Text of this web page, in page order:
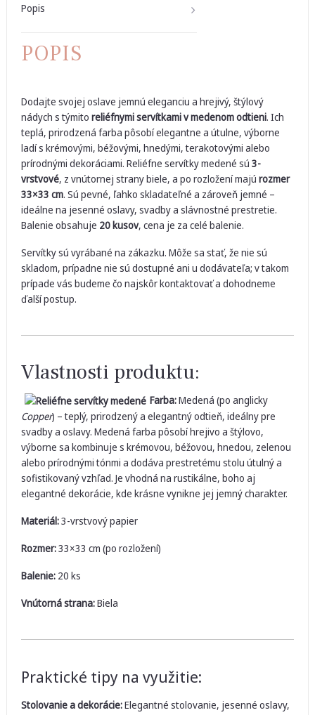
Popis
POPIS
Dodajte svojej oslave jemnú eleganciu a hrejivý, štýlový
nádych s týmito reliéfnymi servítkami v medenom odtieni. Ich
teplá, prirodzená farba pôsobí elegantne a útulne, výborne
ladí s krémovými, béžovými, hnedými, terakotovými alebo
prírodnými dekoráciami. Reliéfne servítky medené sú 3-
vrstvové, z vnútornej strany biele, a po rozložení majú rozmer
33×33 cm. Sú pevné, ľahko skladateľné a zároveň jemné –
ideálne na jesenné oslavy, svadby a slávnostné prestretie.
Balenie obsahuje 20 kusov, cena je za celé balenie.
Servítky sú vyrábané na zákazku. Môže sa stať, že nie sú
skladom, prípadne nie sú dostupné ani u dodávateľa; v takom
prípade vás budeme čo najskôr kontaktovať a dohodneme
ďalší postup.
Vlastnosti produktu:
Farba:Medená (po anglicky
Copper) – teplý, prirodzený a elegantný odtieň, ideálny pre
svadby a oslavy. Medená farba pôsobí hrejivo a štýlovo,
výborne sa kombinuje s krémovou, béžovou, hnedou, zelenou
alebo prírodnými tónmi a dodáva prestretému stolu útulný a
sofistikovaný vzhľad. Je vhodná na rustikálne, boho aj
elegantné dekorácie, kde krásne vynikne jej jemný charakter.
Materiál:3-vrstvový papier
Rozmer:33×33 cm (po rozložení)
Balenie:20 ks
Vnútorná strana:Biela
Praktické tipy na využitie:
Stolovanie a dekorácie:Elegantné stolovanie, jesenné oslavy,